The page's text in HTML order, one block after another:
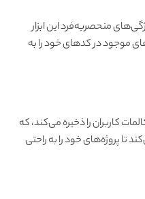
منحصربه‌فرد این ابزار
موجود در کدهای خود را به
کاربران را ذخیره می‌کند، که
پروژه‌های خود را به راحتی